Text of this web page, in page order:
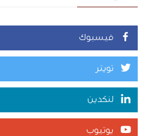
فيسبوك
تويتر
لنكدين
يوتيوب